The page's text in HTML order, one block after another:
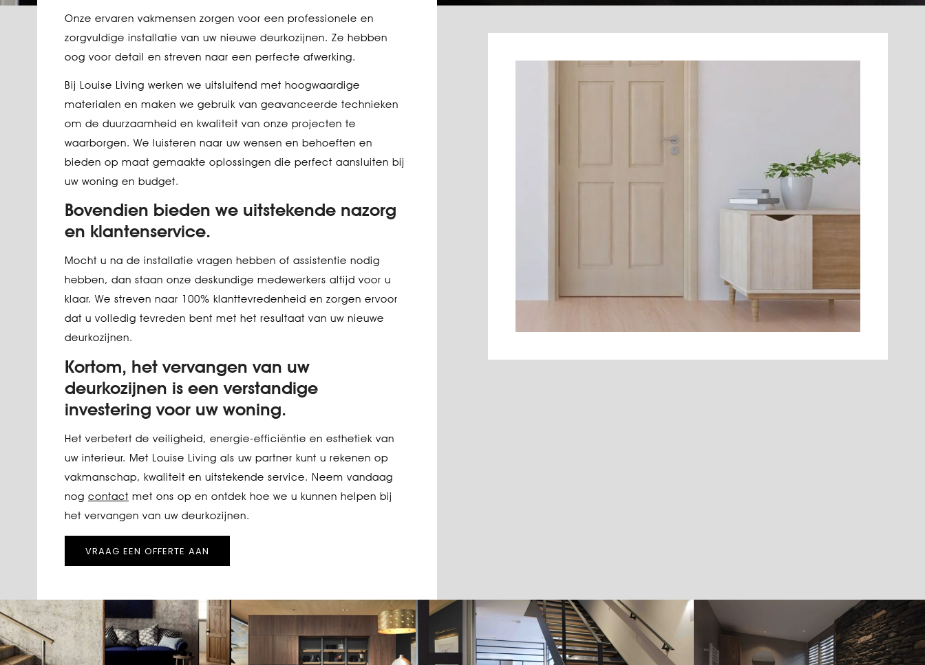
Onze ervaren vakmensen zorgen voor een professionele en
zorgvuldige installatie van uw nieuwe deurkozijnen. Ze hebben
oog voor detail en streven naar een perfecte afwerking.
Bij Louise Living werken we uitsluitend met hoogwaardige
materialen en maken we gebruik van geavanceerde technieken
om de duurzaamheid en kwaliteit van onze projecten te
waarborgen. We luisteren naar uw wensen en behoeften en
bieden op maat gemaakte oplossingen die perfect aansluiten bij
uw woning en budget.
Bovendien bieden we uitstekende nazorg
en klantenservice.
Mocht u na de installatie vragen hebben of assistentie nodig
hebben, dan staan onze deskundige medewerkers altijd voor u
klaar. We streven naar 100% klanttevredenheid en zorgen ervoor
dat u volledig tevreden bent met het resultaat van uw nieuwe
deurkozijnen.
Kortom, het vervangen van uw
deurkozijnen is een verstandige
investering voor uw woning.
Het verbetert de veiligheid, energie-efficiëntie en esthetiek van
uw interieur. Met Louise Living als uw partner kunt u rekenen op
vakmanschap, kwaliteit en uitstekende service. Neem vandaag
nog contact met ons op en ontdek hoe we u kunnen helpen bij
het vervangen van uw deurkozijnen.
VRAAG EEN OFFERTE AAN